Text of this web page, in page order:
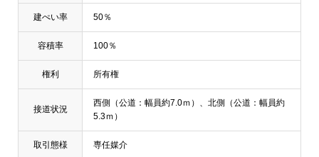
建ぺい率 50％
容積率 100％
権利 所有権
接道状況
西側（公道：幅員約7.0ｍ）、北側（公道：幅員約
5.3ｍ）
取引態様 専任媒介